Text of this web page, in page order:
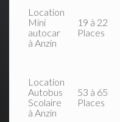
Location
Mini
autocar
à Anzin
19 à 22
Places
Location
Autobus
Scolaire
à Anzin
53 à 65
Places